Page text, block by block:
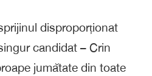
disproporționat
candidat – Crin
jumătate din toate